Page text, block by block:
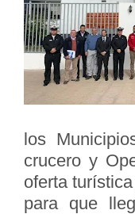
los
crucero y
oferta
para que